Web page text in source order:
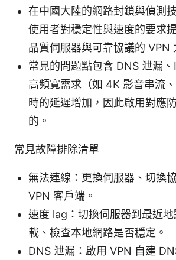
在中國大陸的網路封鎖與偵測
使用者對穩定性與速度的要求
品質伺服器與可靠協議的 VPN
常見的問題點包含 DNS 泄漏
高頻寬需求（如 4K 影音串流、
時的延遲增加，因此啟用對應
的。
常見故障排除清單
無法連線：更換伺服器、切換
VPN 客戶端。
速度 lag：切換伺服器到最近
載、檢查本地網路是否穩定。
DNS 泄漏：啟用 VPN 自建